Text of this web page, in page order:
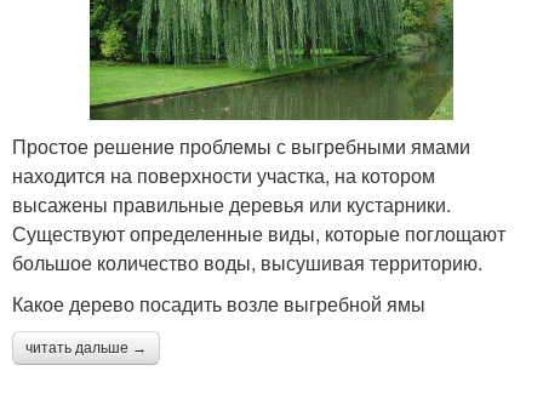
Простое решение проблемы с выгребными ямами
находится на поверхности участка, на котором
высажены правильные деревья или кустарники.
Существуют определенные виды, которые поглощают
большое количество воды, высушивая территорию.
Какое дерево посадить возле выгребной ямы
читать дальше →